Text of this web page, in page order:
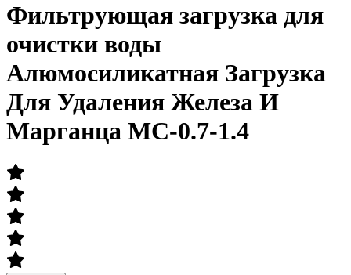
Фильтрующая загрузка для
очистки воды
Алюмосиликатная Загрузка
Для Удаления Железа И
Марганца MC-0.7-1.4